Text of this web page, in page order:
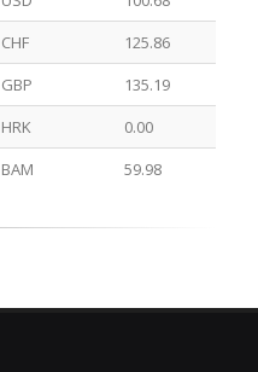
CHF
125.86
GBP
135.19
HRK
0.00
BAM 59.98